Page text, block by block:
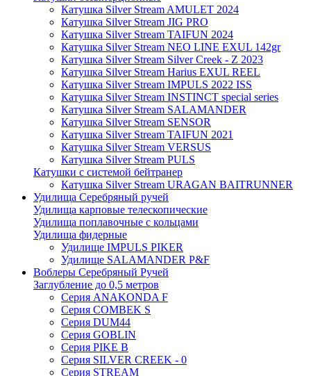
Катушка Silver Stream AMULET 2024
Катушка Silver Stream JIG PRO
Катушка Silver Stream TAIFUN 2024
Катушка Silver Stream NEO LINE EXUL 142gr
Катушка Silver Stream Silver Creek - Z 2023
Катушка Silver Stream Harius EXUL REEL
Катушка Silver Stream IMPULS 2022 ISS
Катушка Silver Stream INSTINCT special series
Катушка Silver Stream SALAMANDER
Катушка Silver Stream SENSOR
Катушка Silver Stream TAIFUN 2021
Катушка Silver Stream VERSUS
Катушка Silver Stream PULS
Катушки с системой бейтранер
Катушка Silver Stream URAGAN BAITRUNNER
Удилища Серебряный ручей
Удилища карповые телескопические
Удилища поплавочные с кольцами
Удилища фидерные
Удилище IMPULS PIKER
Удилище SALAMANDER P&F
Воблеры Серебряный Ручей
Заглубление до 0,5 метров
Серия ANAKONDA F
Серия COMBEK S
Серия DUM44
Серия GOBLIN
Серия PIKE B
Серия SILVER CREEK - 0
Серия STREAM